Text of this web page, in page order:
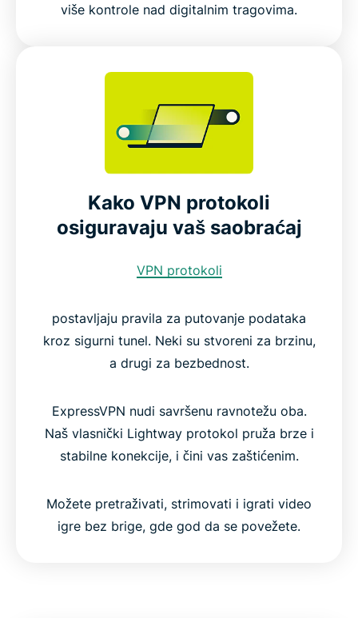
više kontrole nad digitalnim tragovima.
Kako VPN protokoli
osiguravaju vaš saobraćaj
VPN protokoli
postavljaju pravila za putovanje podataka
kroz sigurni tunel. Neki su stvoreni za brzinu,
a drugi za bezbednost.
ExpressVPN nudi savršenu ravnotežu oba.
Naš vlasnički Lightway protokol pruža brze i
stabilne konekcije, i čini vas zaštićenim.
Možete pretraživati, strimovati i igrati video
igre bez brige, gde god da se povežete.